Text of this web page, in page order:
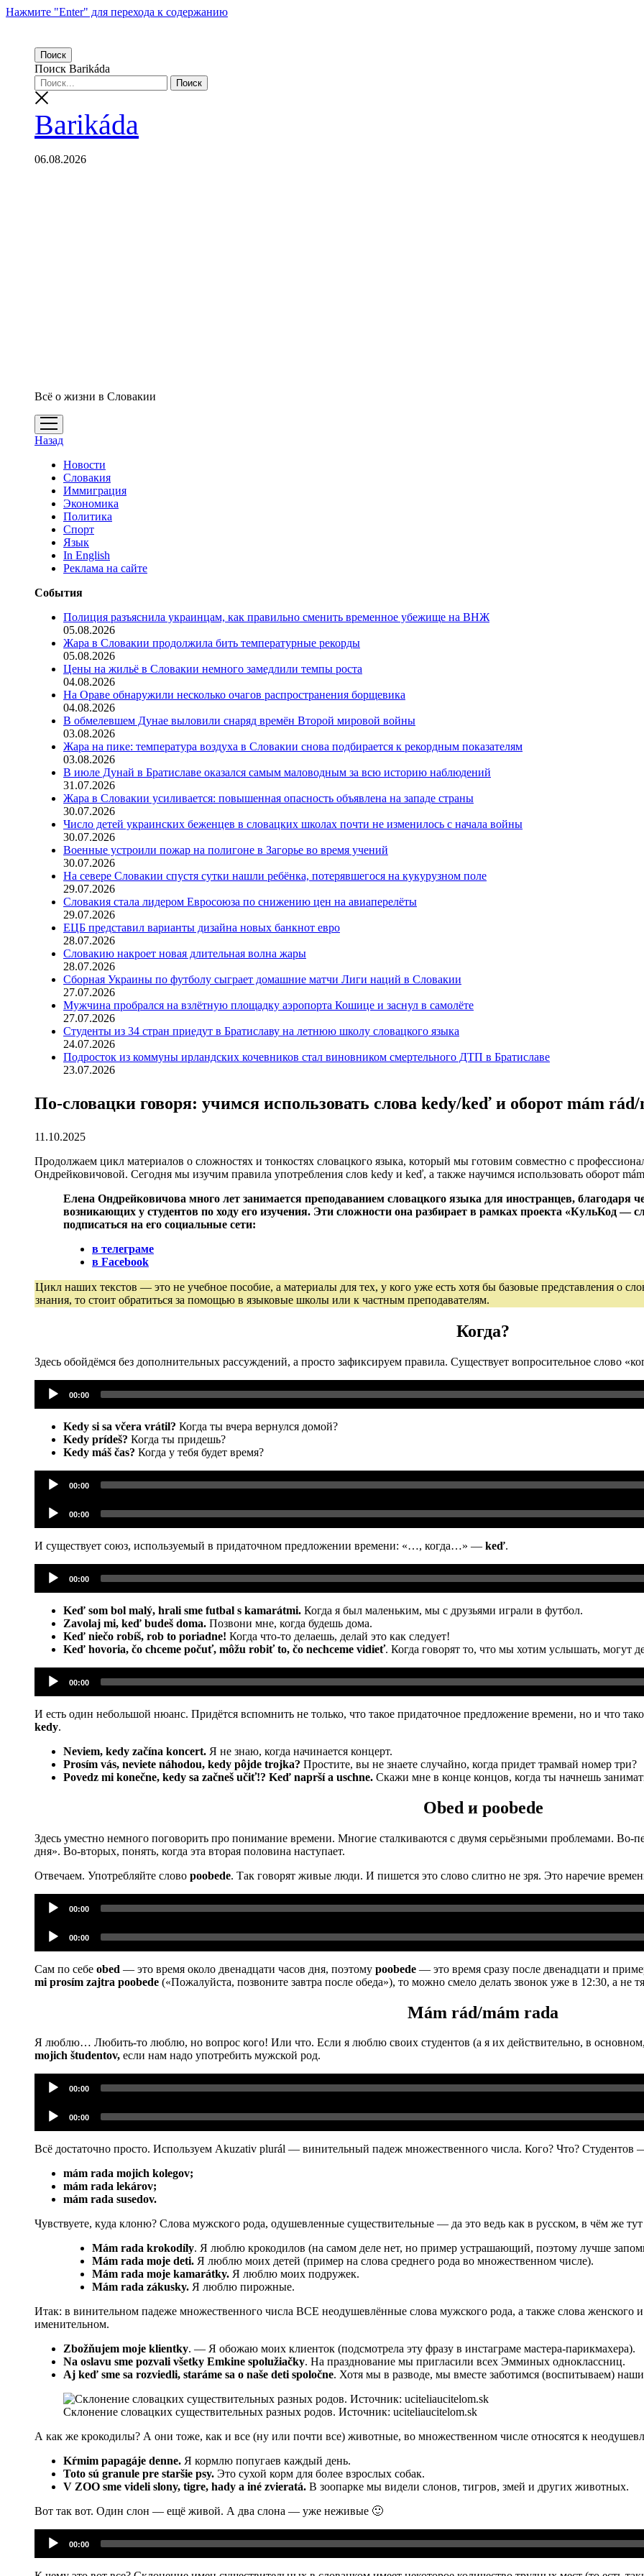
Нажмите "Enter" для перехода к содержанию
Поиск
Поиск Barikáda
Barikáda
06.08.2026
Всё о жизни в Словакии
открыть
меню
Назад
Новости
Словакия
Иммиграция
Экономика
Политика
Спорт
Язык
In English
Реклама на сайте
События
Полиция разъяснила украинцам, как правильно сменить временное убежище на ВНЖ
05.08.2026
Жара в Словакии продолжила бить температурные рекорды
05.08.2026
Цены на жильё в Словакии немного замедлили темпы роста
04.08.2026
На Ораве обнаружили несколько очагов распространения борщевика
04.08.2026
В обмелевшем Дунае выловили снаряд времён Второй мировой войны
03.08.2026
Жара на пике: температура воздуха в Словакии снова подбирается к рекордным показателям
03.08.2026
В июле Дунай в Братиславе оказался самым маловодным за всю историю наблюдений
31.07.2026
Жара в Словакии усиливается: повышенная опасность объявлена на западе страны
30.07.2026
Число детей украинских беженцев в словацких школах почти не изменилось с начала войны
30.07.2026
Военные устроили пожар на полигоне в Загорье во время учений
30.07.2026
На севере Словакии спустя сутки нашли ребёнка, потерявшегося на кукурузном поле
29.07.2026
Словакия стала лидером Евросоюза по снижению цен на авиаперелёты
29.07.2026
ЕЦБ представил варианты дизайна новых банкнот евро
28.07.2026
Словакию накроет новая длительная волна жары
28.07.2026
Сборная Украины по футболу сыграет домашние матчи Лиги наций в Словакии
27.07.2026
Мужчина пробрался на взлётную площадку аэропорта Кошице и заснул в самолёте
27.07.2026
Студенты из 34 стран приедут в Братиславу на летнюю школу словацкого языка
24.07.2026
Подросток из коммуны ирландских кочевников стал виновником смертельного ДТП в Братиславе
23.07.2026
По-словацки говоря: учимся использовать слова kedy/keď и оборот mám
11.10.2025
Продолжаем цикл материалов о сложностях и тонкостях словацкого языка, который мы готовим совместно с
Ондрейковичовой. Сегодня мы изучим правила употребления слов kedy и keď, а также научимся использовать оборот
Елена Ондрейковичова много лет занимается преподаванием словацкого языка для иностранцев, благодаря
возникающих у студентов по ходу его изучения. Эти сложности она разбирает в рамках проекта «КульКод —
подписаться на его социальные сети:
в телеграме
в Facebook
Цикл наших текстов — это не учебное пособие, а материалы для тех, у кого уже есть хотя бы базовые представления о
знания, то стоит обратиться за помощью в языковые школы или к частным преподавателям.
Когда?
Здесь обойдёмся без дополнительных рассуждений, а просто зафиксируем правила. Существует вопросительное слово
Аудиоплеер
00:00
Kedy si sa včera vrátil? Когда ты вчера вернулся домой?
Kedy prídeš? Когда ты придешь?
Kedy máš čas? Когда у тебя будет время?
Аудиоплеер
00:00
Аудиоплеер
00:00
И существует союз, используемый в придаточном предложении времени: «…, когда…» — keď.
Аудиоплеер
00:00
Keď som bol malý, hrali sme futbal s kamarátmi. Когда я был маленьким, мы с друзьями играли в футбол.
Zavolaj mi, keď budeš doma. Позвони мне, когда будешь дома.
Keď niečo robíš, rob to poriadne! Когда что-то делаешь, делай это как следует!
Keď hovoria, čo chceme počuť, môžu robiť to, čo nechceme vidieť. Когда говорят то, что мы хотим услышать, могут
Аудиоплеер
00:00
И есть один небольшой нюанс. Придётся вспомнить не только, что такое придаточное предложение времени, но и что
kedy.
Neviem, kedy začína koncert. Я не знаю, когда начинается концерт.
Prosím vás, neviete náhodou, kedy pôjde trojka? Простите, вы не знаете случайно, когда придет трамвай номер три?
Povedz mi konečne, kedy sa začneš učiť!? Keď naprší a uschne. Скажи мне в конце концов, когда ты начнешь
Obed и poobede
Здесь уместно немного поговорить про понимание времени. Многие сталкиваются с двумя серьёзными проблемами. Во-
дня». Во-вторых, понять, когда эта вторая половина наступает.
Отвечаем. Употребляйте слово poobede. Так говорят живые люди. И пишется это слово слитно не зря. Это наречие
Аудиоплеер
00:00
Аудиоплеер
00:00
Сам по себе оbed — это время около двенадцати часов дня, поэтому poobede — это время сразу после двенадцати и
mi prosím zajtra poobede («Пожалуйста, позвоните завтра после обеда»), то можно смело делать звонок уже в 12:30, а не
Mám rád/mám rada
Я люблю… Любить-то люблю, но вопрос кого! Или что. Если я люблю своих студентов (а я их действительно, в
mojich študentov, если нам надо употребить мужской род.
Аудиоплеер
00:00
Аудиоплеер
00:00
Всё достаточно просто. Используем Akuzativ plurál — винительный падеж множественного числа. Кого? Что? Студентов
mám rada mojich kolegov;
mám rada lekárov;
mám rada susedov.
Чувствуете, куда клоню? Слова мужского рода, одушевленные существительные — да это ведь как в русском, в чём же тут
Mám rada krokodíly. Я люблю крокодилов (на самом деле нет, но пример устрашающий, поэтому лучше
Mám rada moje deti. Я люблю моих детей (пример на слова среднего рода во множественном числе).
Mám rada moje kamarátky. Я люблю моих подружек.
Mám rada zákusky. Я люблю пирожные.
Итак: в винительном падеже множественного числа ВСЕ неодушевлённые слова мужского рода, а также слова женского
именительном.
Zbožňujem moje klientky. — Я обожаю моих клиенток (подсмотрела эту фразу в инстаграме мастера-парикмахера).
Na oslavu sme pozvali všetky Emkine spolužiačky. На празднование мы пригласили всех Эмминых одноклассниц.
Aj keď sme sa rozviedli, staráme sa o naše deti spoločne. Хотя мы в разводе, мы вместе заботимся (воспитываем)
Склонение словацких существительных разных родов. Источник: uciteliaucitelom.sk
А как же крокодилы? А они тоже, как и все (ну или почти все) животные, во множественном числе относятся к
Kŕmim papagáje denne. Я кормлю попугаев каждый день.
Toto sú granule pre staršie psy. Это сухой корм для более взрослых собак.
V ZOO sme videli slony, tigre, hady a iné zvieratá. В зоопарке мы видели слонов, тигров, змей и других животных.
Вот так вот. Один слон — ещё живой. А два слона — уже неживые 🙂
Аудиоплеер
00:00